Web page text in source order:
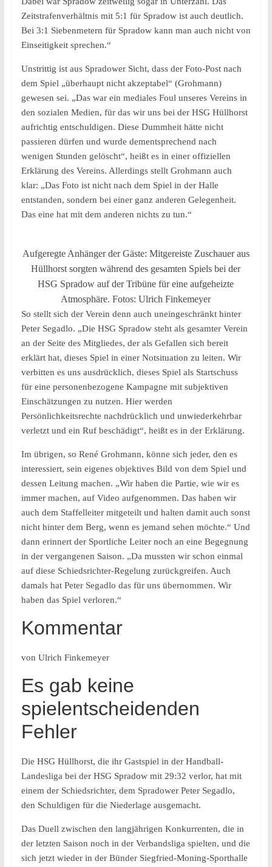
Zeitstrafenverhältnis mit 5:1 für Spradow ist auch deutlich.
Bei 3:1 Siebenmetern für Spradow kann man auch nicht von
Einseitigkeit sprechen.“
Unstrittig ist aus Spradower Sicht, dass der Foto-Post nach
dem Spiel „überhaupt nicht akzeptabel“ (Grohmann)
gewesen sei. „Das war ein mediales Foul unseres Vereins in
den sozialen Medien, für das wir uns bei der HSG Hüllhorst
aufrichtig entschuldigen. Diese Dummheit hätte nicht
passieren dürfen und wurde dementsprechend nach
wenigen Stunden gelöscht“, heißt es in einer offiziellen
Erklärung des Vereins. Allerdings stellt Grohmann auch
klar: „Das Foto ist nicht nach dem Spiel in der Halle
entstanden, sondern bei einer ganz anderen Gelegenheit.
Das eine hat mit dem anderen nichts zu tun.“
Aufgeregte Anhänger der Gäste: Mitgereiste Zuschauer aus
Hüllhorst sorgten während des gesamten Spiels bei der
HSG Spradow auf der Tribüne für eine aufgeheizte
Atmosphäre. Fotos: Ulrich Finkemeyer
So stellt sich der Verein denn auch uneingeschränkt hinter
Peter Segadlo. „Die HSG Spradow steht als gesamter Verein
an der Seite des Mitgliedes, der als Gefallen sich bereit
erklärt hat, dieses Spiel in einer Notsituation zu leiten. Wir
verbitten es uns ausdrücklich, dieses Spiel als Startschuss
für eine personenbezogene Kampagne mit subjektiven
Einschätzungen zu nutzen. Hier werden
Persönlichkeitsrechte nachdrücklich und unwiederkehrbar
verletzt und ein Ruf beschädigt“, heißt es in der Erklärung.
Im übrigen, so René Grohmann, könne sich jeder, den es
interessiert, sein eigenes objektives Bild von dem Spiel und
dessen Leitung machen. „Wir haben die Partie, wie wir es
immer machen, auf Video aufgenommen. Das haben wir
auch dem Staffelleiter mitgeteilt und halten damit auch sonst
nicht hinter dem Berg, wenn es jemand sehen möchte.“ Und
dann erinnert der Sportliche Leiter noch an eine Begegnung
in der vergangenen Saison. „Da mussten wir schon einmal
auf diese Schiedsrichter-Regelung zurückgreifen. Auch
damals hat Peter Segadlo das für uns übernommen. Wir
haben das Spiel verloren.“
Kommentar
von Ulrich Finkemeyer
Es gab keine
spielentscheidenden
Fehler
Die HSG Hüllhorst, die ihr Gastspiel in der Handball-
Landesliga bei der HSG Spradow mit 29:32 verlor, hat mit
einem der Schiedsrichter, dem Spradower Peter Segadlo,
den Schuldigen für die Niederlage ausgemacht.
Das Duell zwischen den langjährigen Konkurrenten, die in
der letzten Saison noch in der Verbandsliga spielten, und die
sich jetzt wieder in der Bünder Siegfried-Moning-Sporthalle